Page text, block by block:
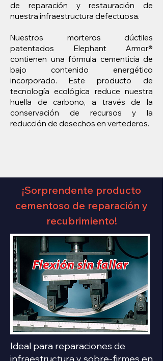
de reparación y restauración de
nuestra infraestructura defectuosa.
Nuestros morteros dúctiles
patentados Elephant Armor®
contienen una fórmula cementicia de
bajo contenido energético
incorporado. Este producto de
tecnología ecológica reduce nuestra
huella de carbono, a través de la
conservación de recursos y la
reducción de desechos en vertederos.
¡Sorprendente producto
cementoso de reparación y
recubrimiento!
Ideal para reparaciones de